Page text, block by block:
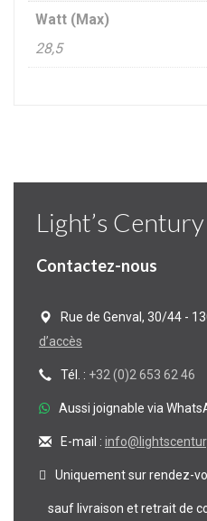
Watt (Max)
28,5
Light’s
Contactez-nous
Rue de Genval, 30/44 -
d’accès
Tél. : +32 (0)2 653 62 46
Aussi joignable via
E-mail :
Uniquement sur rendez-
sauf livraison et retrait de